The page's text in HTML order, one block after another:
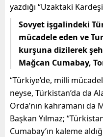
yazdığı “Uzaktaki
Sovyet işgalindeki
mücadele eden ve
kurşuna dizilerek
Mağcan Cumabay,
“Türkiye’de, milli
neyse, Türkistan’da da
Orda’nın kahramanı da
Başkan Yılmaz;
Cumabay’ın kaleme